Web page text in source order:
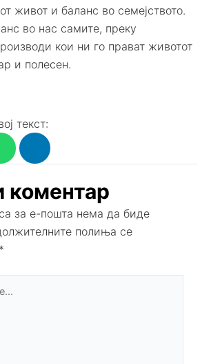
живот и баланс во семеjството.
во нас самите, преку
кои ни го прават животот
и полесен.
текст:
коментар
за е-пошта нема да биде
полиња се
*